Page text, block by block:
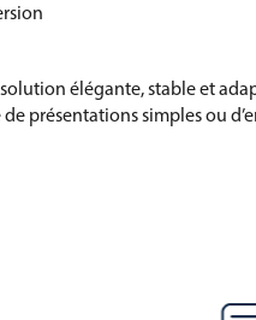
élégante, stable et
présentations simples ou